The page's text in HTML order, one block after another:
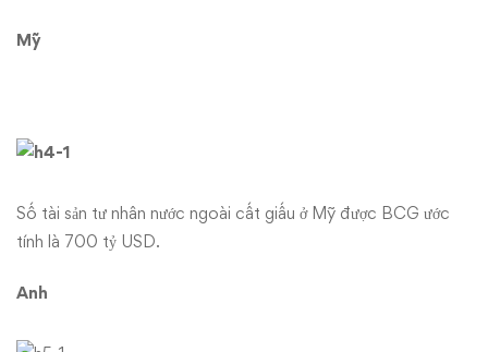
Mỹ
Số tài sản tư nhân nước ngoài cất giấu ở Mỹ được BCG ước
tính là 700 tỷ USD.
Anh